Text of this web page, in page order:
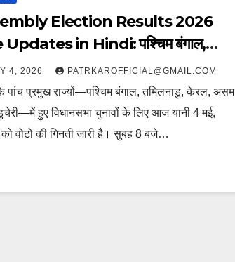
Election Results 2026
Updates in Hindi: पश्चिम बंगाल,
केरल, असम और पुडुचेरी विधानसभा चुनाव
जानें कौन बना रहा है सरकार और कौन है
4, 2026 PATRKAROFFICIAL@GMAIL.COM
पांच प्रमुख राज्यों—पश्चिम बंगाल, तमिलनाडु, केरल, असम
हुए विधानसभा चुनावों के लिए आज यानी 4 मई,
वोटों की गिनती जारी है। सुबह 8 बजे…